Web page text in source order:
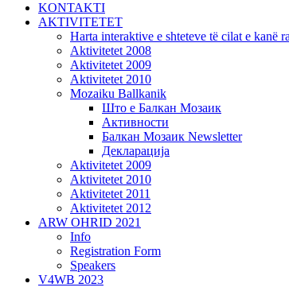
KONTAKTI
AKTIVITETET
Harta interaktive e shteteve të cilat e kanë
Aktivitetet 2008
Aktivitetet 2009
Aktivitetet 2010
Mozaiku Ballkanik
Што е Балкан Мозаик
Активности
Балкан Мозаик Newsletter
Декларација
Aktivitetet 2009
Aktivitetet 2010
Aktivitetet 2011
Aktivitetet 2012
ARW OHRID 2021
Info
Registration Form
Speakers
V4WB 2023